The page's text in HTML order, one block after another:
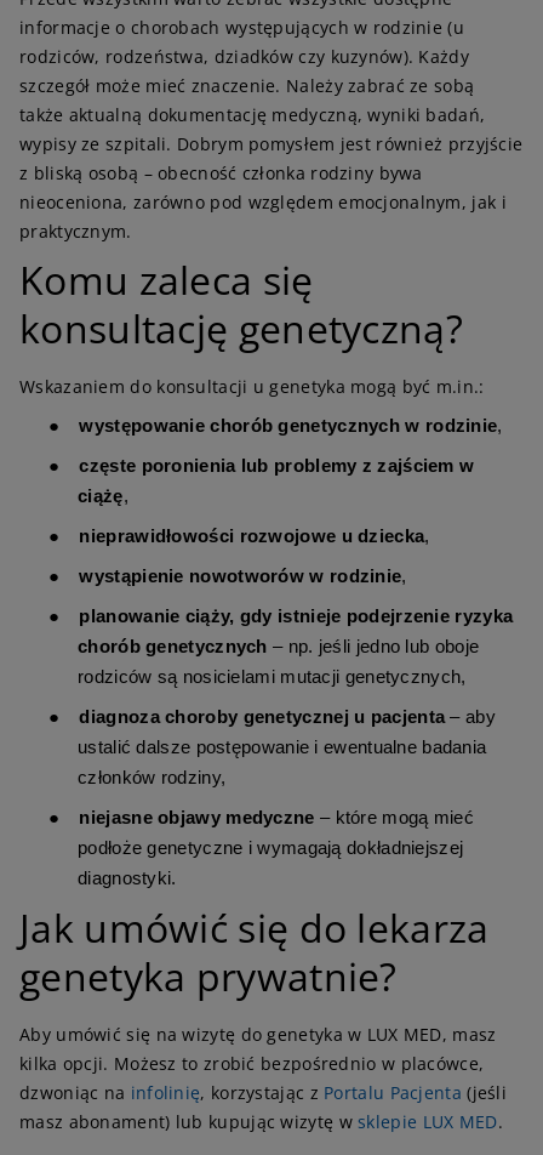
informacje o chorobach występujących w rodzinie (u
rodziców, rodzeństwa, dziadków czy kuzynów). Każdy
szczegół może mieć znaczenie. Należy zabrać ze sobą
także aktualną dokumentację medyczną, wyniki badań,
wypisy ze szpitali. Dobrym pomysłem jest również przyjście
z bliską osobą – obecność członka rodziny bywa
nieoceniona, zarówno pod względem emocjonalnym, jak i
praktycznym.
Komu zaleca się
konsultację genetyczną?
Wskazaniem do konsultacji u genetyka mogą być m.in.:
● występowanie chorób genetycznych w rodzinie,
●
częste poronienia lub problemy z zajściem w
ciążę,
● nieprawidłowości rozwojowe u dziecka,
● wystąpienie nowotworów w rodzinie,
●
planowanie ciąży, gdy istnieje podejrzenie ryzyka
chorób genetycznych – np. jeśli jedno lub oboje
rodziców są nosicielami mutacji genetycznych,
● diagnoza choroby genetycznej u pacjenta – aby
ustalić dalsze postępowanie i ewentualne badania
członków rodziny,
● niejasne objawy medyczne – które mogą mieć
podłoże genetyczne i wymagają dokładniejszej
diagnostyki.
Jak umówić się do lekarza
genetyka prywatnie?
Aby umówić się na wizytę do genetyka w LUX MED, masz
kilka opcji. Możesz to zrobić bezpośrednio w placówce,
dzwoniąc na infolinię, korzystając z Portalu Pacjenta (jeśli
masz abonament) lub kupując wizytę wsklepie LUX MED.